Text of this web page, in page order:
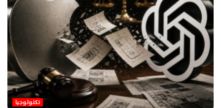
تكنولوجيا